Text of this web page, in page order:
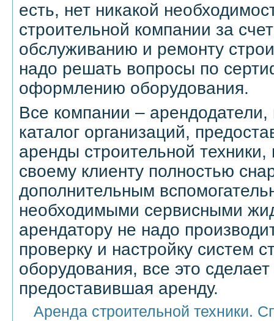
есть, нет никакой
строительной компании за
обслуживанию и ремонту
надо решать вопросы по
оформлению оборудования.
Все компании – арендодатели,
каталог организаций,
аренды строительной техники,
своему клиенту полностью
дополнительным
необходимыми сервисными
арендатору не надо
проверку и настройку систем
оборудования, все это
предоставившая аренду.
Аренда строительной техники.